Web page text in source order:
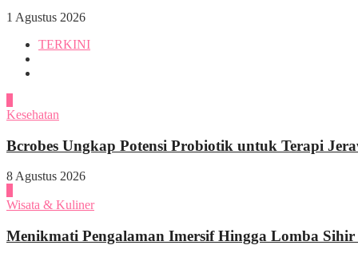
1 Agustus 2026
TERKINI
Kesehatan
Bcrobes Ungkap Potensi Probiotik untuk Terapi
8 Agustus 2026
Wisata & Kuliner
Menikmati Pengalaman Imersif Hingga Lomba Sihir